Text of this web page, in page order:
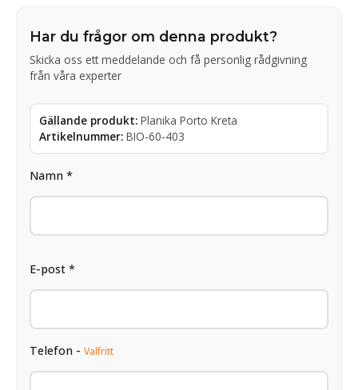
Har du frågor om denna produkt?
Skicka oss ett meddelande och få personlig rådgivning
från våra experter
Gällande produkt: Planika Porto Kreta
Artikelnummer: BIO-60-403
Namn *
E-post *
Telefon - Valfritt